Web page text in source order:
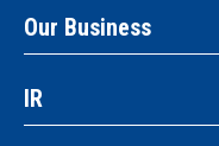
Our Business
IR